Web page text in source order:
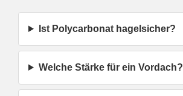
Ist Polycarbonat hagelsicher?
Welche Stärke für ein Vordach?